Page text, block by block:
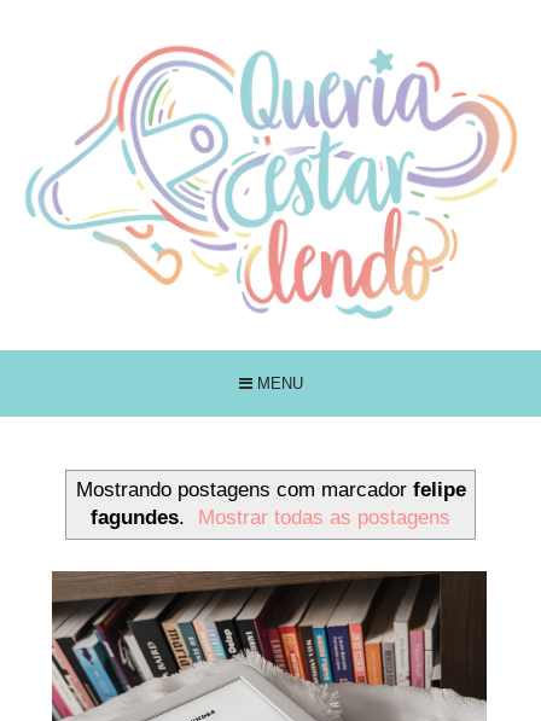
MENU
Mostrando postagens com marcador felipe
fagundes. Mostrar todas as postagens